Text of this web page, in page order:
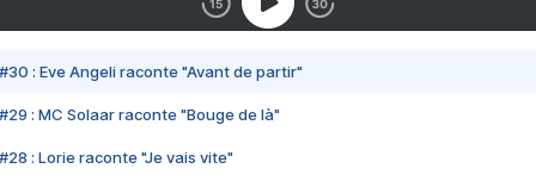
#30 : Eve Angeli raconte "Avant de partir"
#29 : MC Solaar raconte "Bouge de là"
#28 : Lorie raconte "Je vais vite"